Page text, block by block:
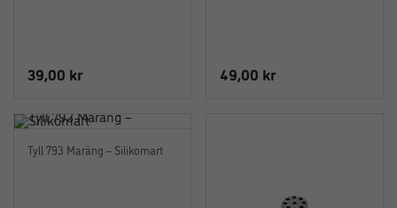
49,00 kr
39,00 kr
Tyll 793 Maräng – Silikomart